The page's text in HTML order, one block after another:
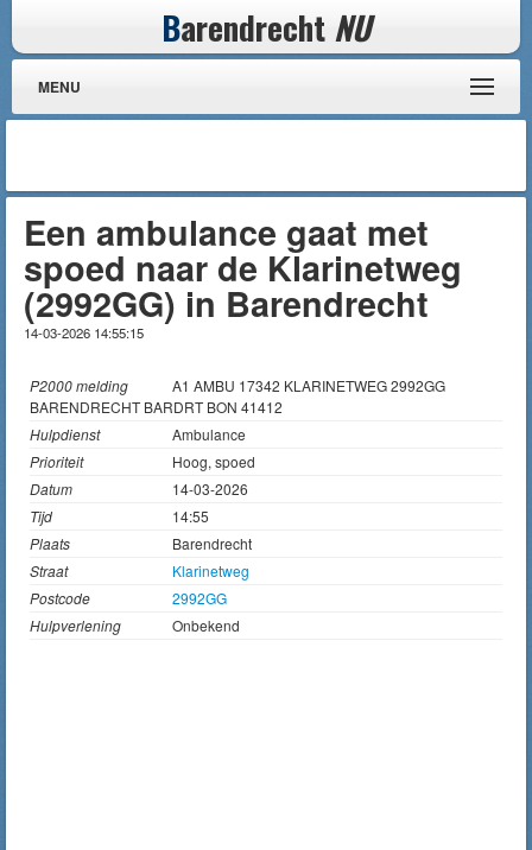
Barendrecht NU
MENU
Een ambulance gaat met
spoed naar de Klarinetweg
(2992GG) in Barendrecht
14-03-2026 14:55:15
P2000 melding
A1 AMBU 17342 KLARINETWEG 2992GG
BARENDRECHT BARDRT BON 41412
Hulpdienst
Ambulance
Prioriteit
Hoog, spoed
Datum
14-03-2026
Tijd
14:55
Plaats
Barendrecht
Straat
Klarinetweg
Postcode
2992GG
Hulpverlening
Onbekend